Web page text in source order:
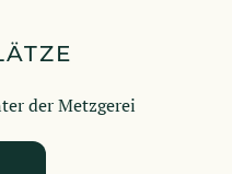
der Metzgerei